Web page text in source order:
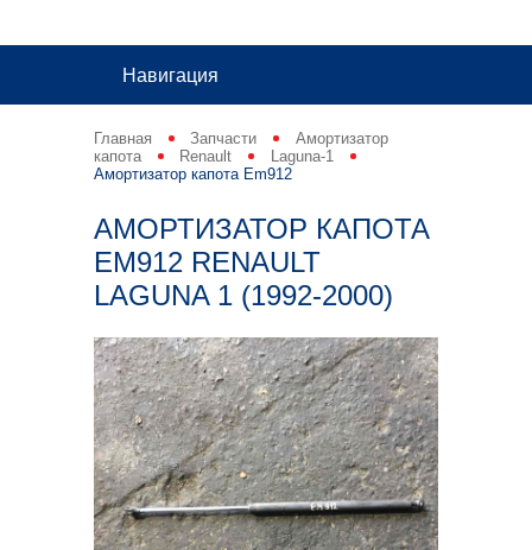
Навигация
Главная Запчасти
Амортизатор
капота
Renault
Laguna-1
Амортизатор капота Em912
АМОРТИЗАТОР КАПОТА
EM912 RENAULT
LAGUNA 1 (1992-2000)